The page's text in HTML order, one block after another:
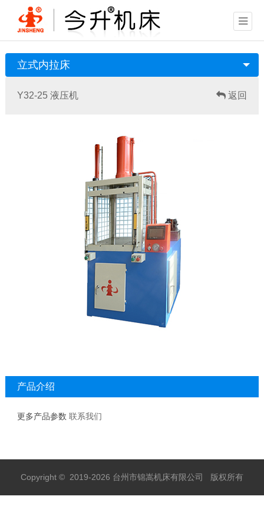
立式内拉床
Y32-25 液压机 返回
产品介绍
更多产品参数 联系我们
Copyright © 2019-2026 台州市锦嵩机床有限公司 版权所有